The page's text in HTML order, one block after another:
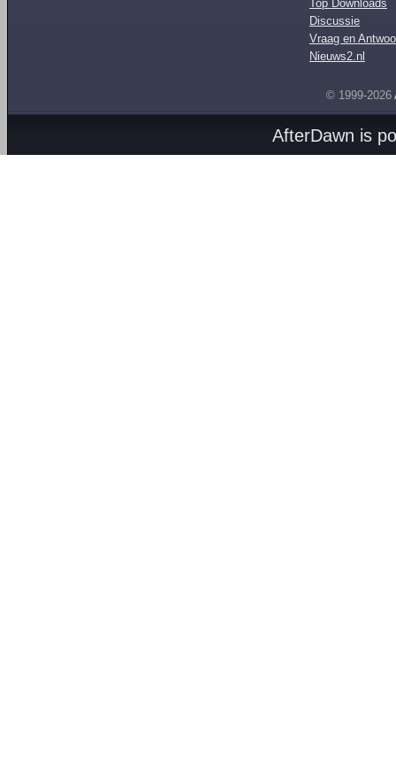
Top Downloads
Discussie
Vraag en
Nieuws2.nl
© 1999-2026
AfterDawn is